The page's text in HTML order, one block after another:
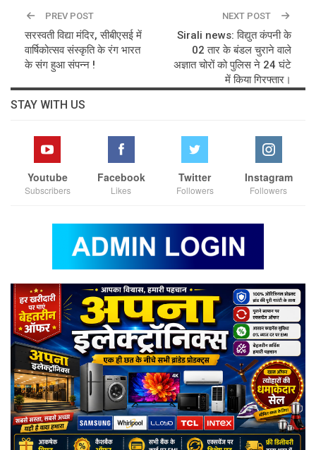
PREV POST
सरस्वती विद्या मंदिर, सीबीएसई में
वार्षिकोत्सव संस्कृति के रंग भारत
के संग हुआ संपन्न !
NEXT POST
Sirali news: विद्युत कंपनी के
02 तार के बंडल चुराने वाले
अज्ञात चोरों को पुलिस ने 24 घंटे
में किया गिरफ्तार।
STAY WITH US
Youtube
Subscribers
Facebook
Likes
Twitter
Followers
Instagram
Followers